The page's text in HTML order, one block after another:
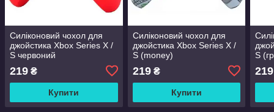
Силіконовий чохол для
джойстика Xbox Series X /
S червоний
219 ₴
Купити
Силіконовий чохол для
джойстика Xbox Series X /
S (money)
219₴
Купити
S
219